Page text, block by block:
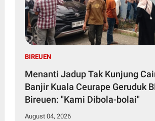
BIREUEN
Menanti Jadup Tak Kunjung
Banjir Kuala Ceurape Geruduk
Bireuen: "Kami Dibola-bolai"
August 04, 2026